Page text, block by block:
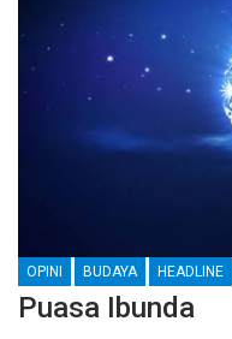
OPINI BUDAYA HEADLINE
Puasa Ibunda